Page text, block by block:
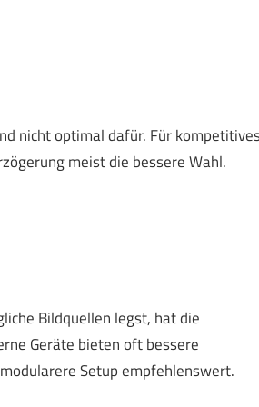
nicht optimal dafür. Für
meist die bessere Wahl.
Bildquellen legst, hat die
Geräte bieten oft bessere
Setup empfehlenswert.